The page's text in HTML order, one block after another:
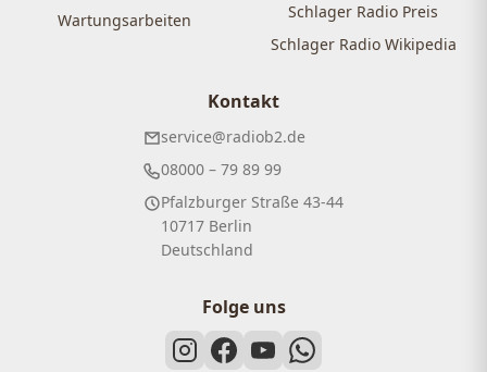
Wartungsarbeiten
Schlager Radio Preis
Schlager Radio Wikipedia
Kontakt
service@radiob2.de
08000 – 79 89 99
Pfalzburger Straße 43-44
10717 Berlin
Deutschland
Folge uns